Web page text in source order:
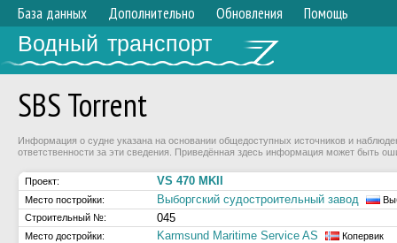
База данных Дополнительно Обновления Помощь
Водный транспорт
SBS Torrent
Информация о судне указана на основании общедоступных источников и
ответственности за эти сведения. Приведённая здесь информация может быть
Проект: VS 470 MKII
Место постройки: Выборгский судостроительный завод
Строительный №:
045
Место достройки: Karmsund Maritime Service AS
Копервик